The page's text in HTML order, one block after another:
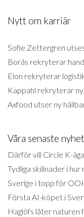
Nytt om karriär
Sofie Zettergren
Borås rekryterar
Elon rekryterar
Kappahl rekryterar
Axfood utser ny
Våra senaste
Därför vill Circle K-
Tydliga skillnader i
Sverige i topp för
Första AI-köpet i
Haglöfs låter naturen